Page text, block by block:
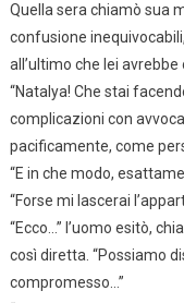
Quella sera chiamò sua
confusione
all’ultimo che lei
“Natalya! Che stai
complicazioni con
pacificamente, come
“E in che modo,
“Forse mi lascerai
“Ecco…” l’uomo esitò,
così diretta. “Possiamo
compromesso…”